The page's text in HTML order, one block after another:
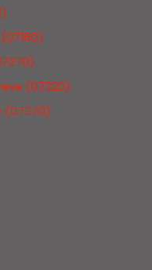
(07320)